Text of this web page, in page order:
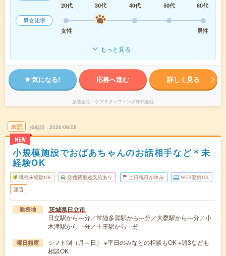
20代
30代 40代 50代
60代
男女比率
女性
男性
もっと見る
気になる! 応募へ進む 詳しく見る
派遣会社 ケアスタッフィング株式会社
未読
NEW
掲載日 2026/08/08
小規模施設でおばあちゃんのお話相手など＊未
経験OK
職種未経験OK 交通費別途支給あり 土日祝日が休み WEB登録OK
派遣
勤務地 茨城県日立市
日立駅から---分／常陸多賀駅から---分／大甕駅から---分／小
木津駅から---分／十王駅から---分
曜日頻度
シフト制（月～日） ※平日のみなどの相談もOK ※週3なども
相談OK